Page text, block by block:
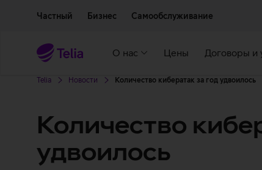
Частный Бизнес Самообслуживание
О нас Цены Договоры и
Telia Новости Количество кибератак за год удвоилось
Количество
удвоилось